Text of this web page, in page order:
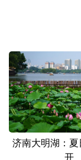
山东
广东
四川
陕西
济南大明湖：
开